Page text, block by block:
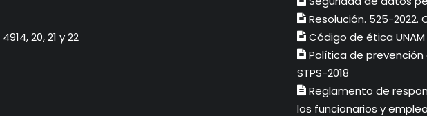
20, 21 y 22
Resolución. 525-
Código de ética UNAM
Política de
STPS-2018
Reglamento de
los funcionarios y